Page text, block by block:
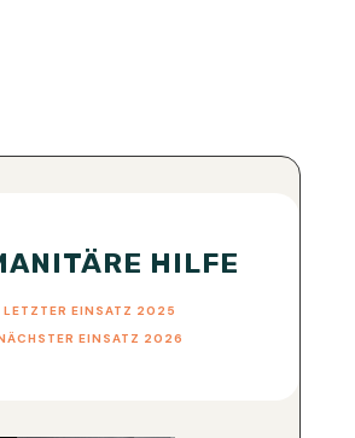
HILFE
LETZTER EINSATZ 2025
EINSATZ 2026